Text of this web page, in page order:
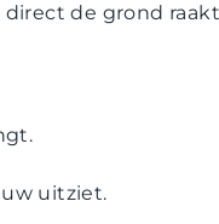
de grond
uitziet.